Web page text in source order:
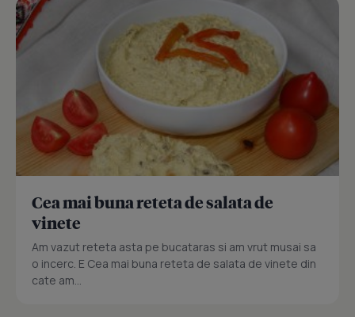
Cea mai buna reteta de salata de
vinete
Am vazut reteta asta pe bucataras si am vrut musai sa
o incerc. E Cea mai buna reteta de salata de vinete din
cate am...